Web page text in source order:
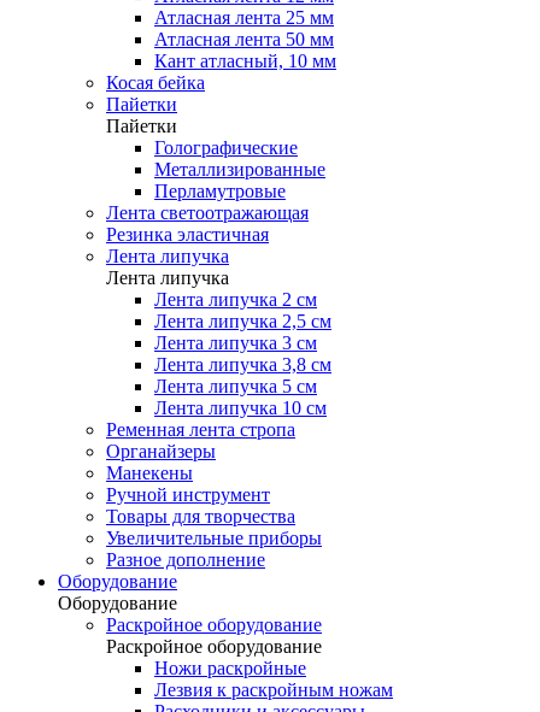
Атласная лента 25 мм
Атласная лента 50 мм
Кант атласный, 10 мм
Косая бейка
Пайетки
Пайетки
Голографические
Металлизированные
Перламутровые
Лента светоотражающая
Резинка эластичная
Лента липучка
Лента липучка
Лента липучка 2 см
Лента липучка 2,5 см
Лента липучка 3 см
Лента липучка 3,8 см
Лента липучка 5 см
Лента липучка 10 см
Ременная лента стропа
Органайзеры
Манекены
Ручной инструмент
Товары для творчества
Увеличительные приборы
Разное дополнение
Оборудование
Оборудование
Раскройное оборудование
Раскройное оборудование
Ножи раскройные
Лезвия к раскройным ножам